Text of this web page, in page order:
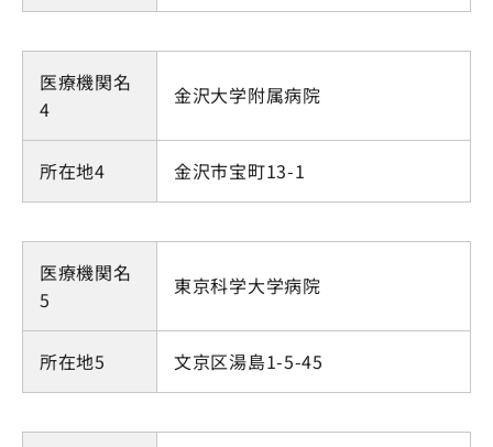
医療機関名
4
金沢大学附属病院
所在地4 金沢市宝町13-1
医療機関名
5
東京科学大学病院
所在地5 文京区湯島1-5-45